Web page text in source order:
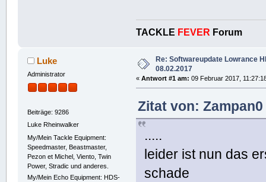
TACKLE FEVER Forum
Luke
Administrator
Beiträge: 9286
Luke Rheinwalker
My/Mein Tackle Equipment:
Speedmaster, Beastmaster,
Pezon et Michel, Viento, Twin
Power, Stradic und anderes.
My/Mein Echo Equipment: HDS-
Re: Softwareupdate Lowrance
08.02.2017
«Antwort #1 am: 09 Februar 2017,
Zitat von:
.....
leider ist nun das
schade